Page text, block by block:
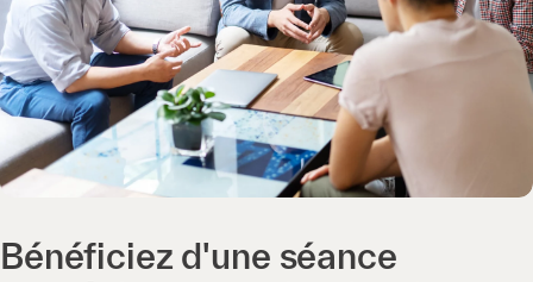
Bénéficiez d'une séance